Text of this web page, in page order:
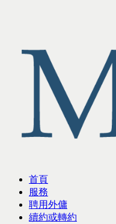
首頁
服務
聘用外傭
續約或轉約